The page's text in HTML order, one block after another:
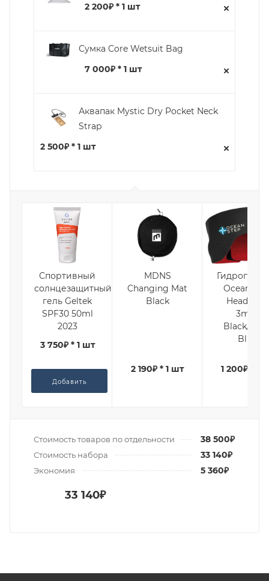
2 200₽ * 1 шт
Сумка Core Wetsuit Bag
7 000₽ * 1 шт
Аквапак Mystic Dry Pocket Neck
Strap
2 500₽ * 1 шт
Спортивный
солнцезащитный
гель Geltek
SPF30 50ml
2023
3 750₽ * 1 шт
Добавить
MDNS
Changing Mat
Black
2 190₽ * 1 шт
Ocean
Headband
3mm
Black/
Blue
1 200₽ * 1
Стоимость товаров по отдельности 38 500₽
Стоимость набора 33 140₽
Экономия 5 360₽
33 140₽